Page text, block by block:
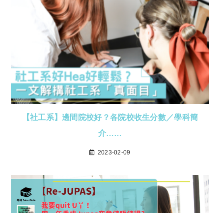
【社工系】邊間院校好？各院校收生分數／學科簡
介……
2023-02-09